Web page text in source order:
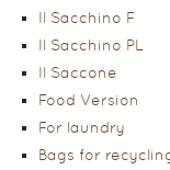
Il Sacchino F
Il Sacchino PL
Il Saccone
Food Version
For laundry
Bags for